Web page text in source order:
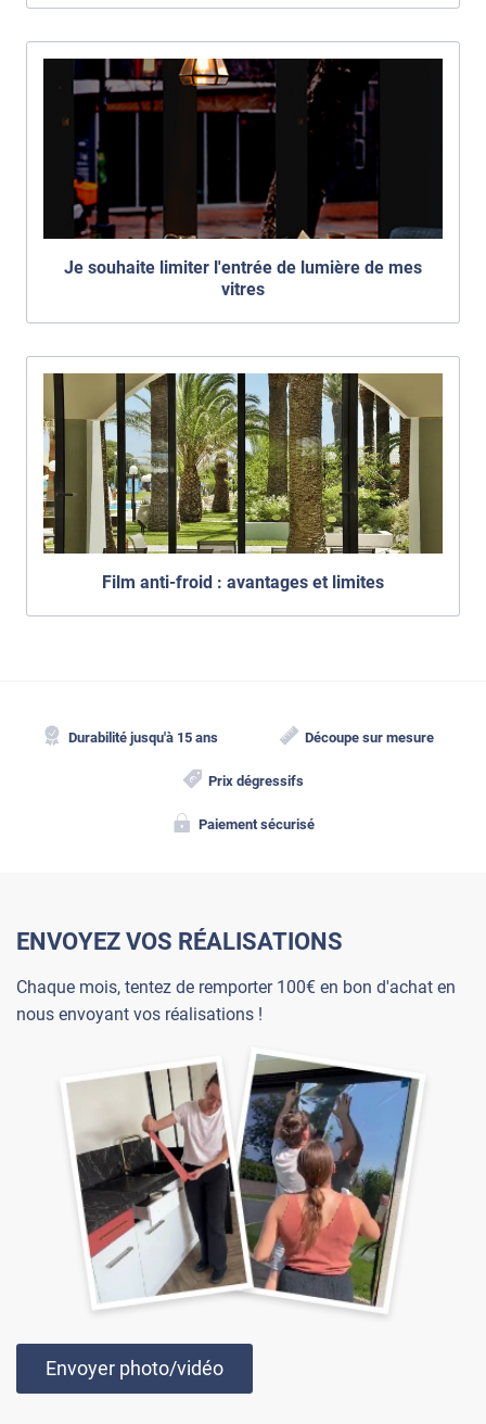
Je souhaite limiter l'entrée de lumière de mes
vitres
Film anti-froid : avantages et limites
Durabilité jusqu'à 15 ans Découpe sur mesure
Prix dégressifs
Paiement sécurisé
ENVOYEZ VOS RÉALISATIONS
Chaque mois, tentez de remporter 100€ en bon d'achat en
nous envoyant vos réalisations !
Envoyer photo/vidéo